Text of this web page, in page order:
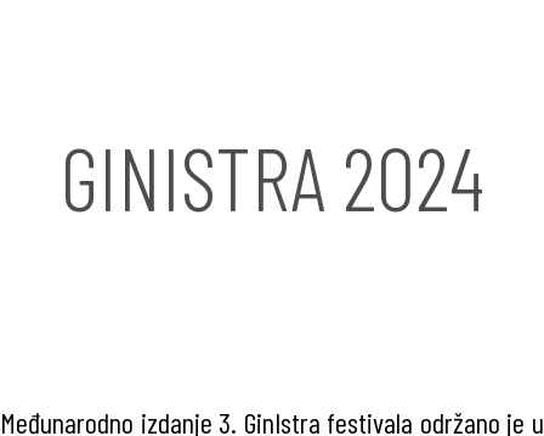
GINISTRA 2024
Međunarodno izdanje 3. GinIstra festivala održano je u